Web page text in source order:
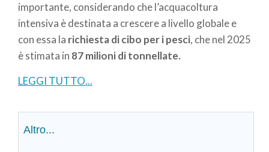
importante, considerando che l’acquacoltura
intensiva è destinata a crescere a livello globale e
con essa la richiesta di cibo per i pesci, che nel 2025
è stimata in 87 milioni di tonnellate.
LEGGI TUTTO...
Altro...